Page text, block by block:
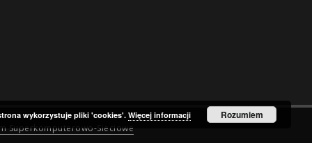
Superkomputerowo-Sieciowe
wykorzystuje pliki 'cookies'.Więcej informacji Rozumiem